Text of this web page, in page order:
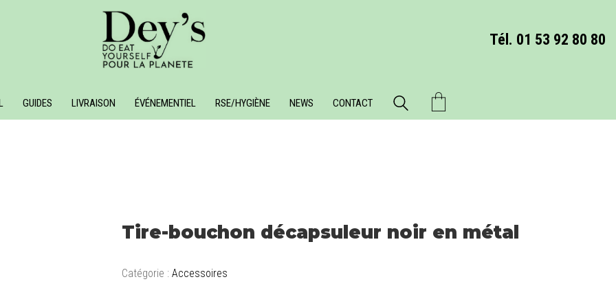
Tél. 01 53 92 80 80
GUIDES LIVRAISON ÉVÉNEMENTIEL RSE/HYGIÈNE NEWS CONTACT
Tire-bouchon décapsuleur noir en métal
Catégorie : Accessoires